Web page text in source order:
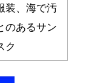
装、海で汚
のあるサン
ク